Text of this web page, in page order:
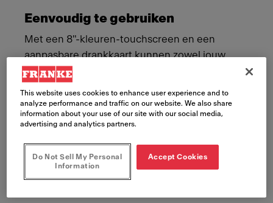
Eenvoudig te gebruiken
Met een 8"-kleuren-touchscreen en een
aanpasbare drankkaart kunnen zowel jouw
personeel als jouw gasten met gemak een
This website uses cookies to enhance user experience and to
analyze performance and traffic on our website. We also share
information about your use of our site with our social media,
advertising and analytics partners.
Do Not Sell My Personal
Information
Accept Cookies